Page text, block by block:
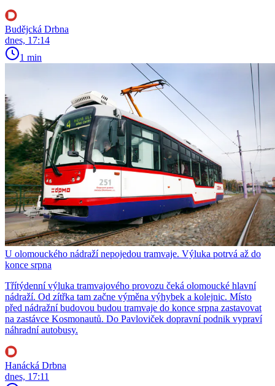
Budějcká Drbna
dnes, 17:14
1 min
U olomouckého nádraží nepojedou tramvaje. Výluka potrvá až do
konce srpna
Třítýdenní výluka tramvajového provozu čeká olomoucké hlavní
nádraží. Od zítřka tam začne výměna výhybek a kolejnic. Místo
před nádražní budovou budou tramvaje do konce srpna zastavovat
na zastávce Kosmonautů. Do Pavloviček dopravní podnik vypraví
náhradní autobusy.
Hanácká Drbna
dnes, 17:11